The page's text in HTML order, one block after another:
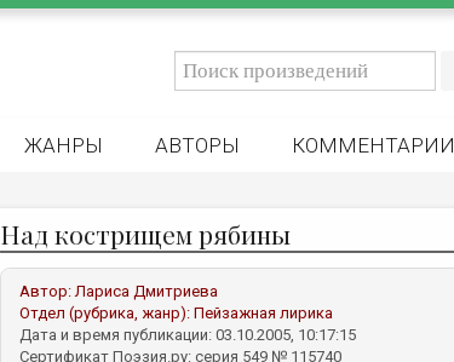
ЖАНРЫ АВТОРЫ КОММЕНТАРИИ
Над кострищем рябины
Автор:Лариса Дмитриева
Отдел (рубрика, жанр): Пейзажная лирика
Дата и время публикации: 03.10.2005, 10:17:15
Сертификат Поэзия.ру: серия 549 № 115740